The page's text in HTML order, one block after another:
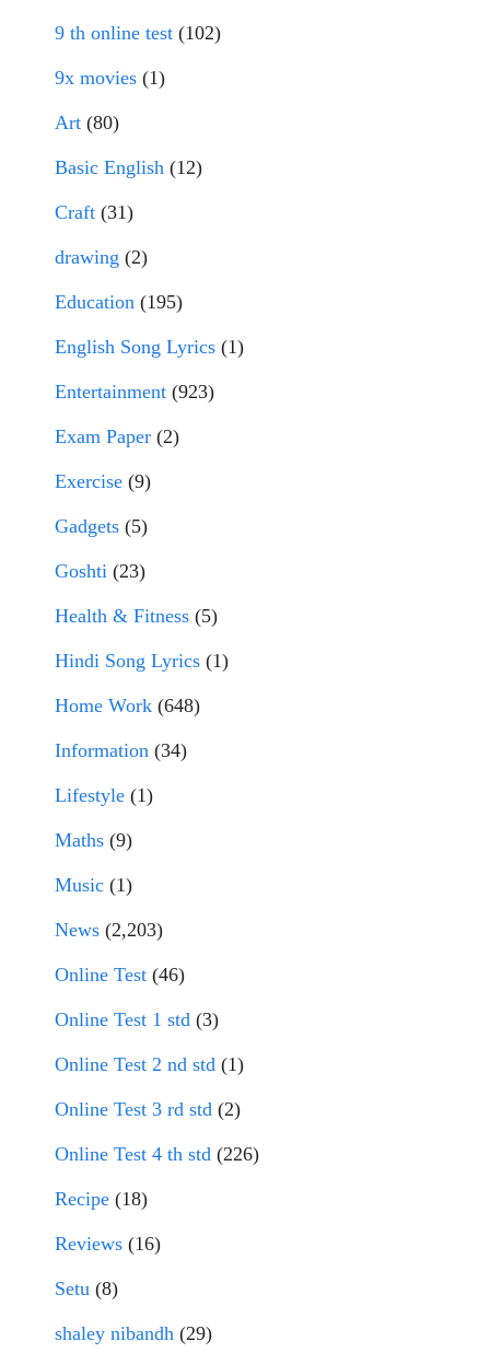
9 th online test (102)
9x movies (1)
Art (80)
Basic English (12)
Craft (31)
drawing (2)
Education (195)
English Song Lyrics (1)
Entertainment (923)
Exam Paper (2)
Exercise (9)
Gadgets (5)
Goshti (23)
Health & Fitness (5)
Hindi Song Lyrics (1)
Home Work (648)
Information (34)
Lifestyle (1)
Maths (9)
Music (1)
News (2,203)
Online Test (46)
Online Test 1 std (3)
Online Test 2 nd std (1)
Online Test 3 rd std (2)
Online Test 4 th std (226)
Recipe (18)
Reviews (16)
Setu (8)
shaley nibandh (29)